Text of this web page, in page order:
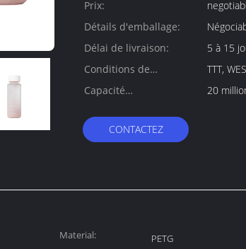
min:
Prix:
Détails d'emballage:
Délai de livraison:
5 à 15
Conditions de
paiement:
TTT,
Capacité
20
CONTACTEZ
Material:
PETG